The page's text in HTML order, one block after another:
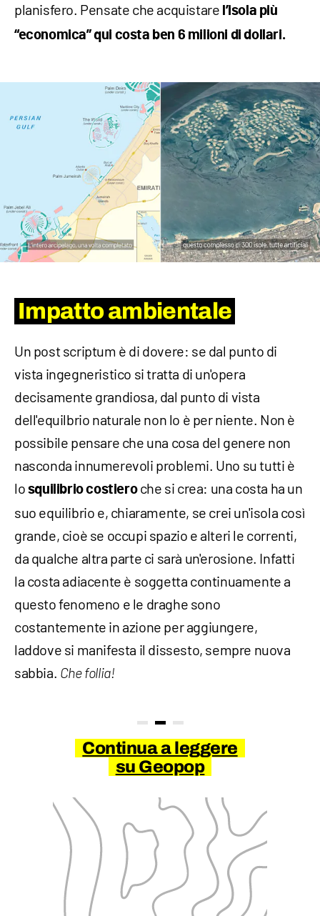
planisfero. Pensate che acquistare l’isola più
“economica” qui costa ben 6 milioni di dollari.
Impatto ambientale
Un post scriptum è di dovere: se dal punto di
vista ingegneristico si tratta di un'opera
decisamente grandiosa, dal punto di vista
dell'equilbrio naturale non lo è per niente. Non è
possibile pensare che una cosa del genere non
nasconda innumerevoli problemi. Uno su tutti è
lo squilibrio costieroche si crea: una costa ha un
suo equilibrio e, chiaramente, se crei un'isola così
grande, cioè se occupi spazio e alteri le correnti,
da qualche altra parte ci sarà un'erosione. Infatti
la costa adiacente è soggetta continuamente a
questo fenomeno e le draghe sono
costantemente in azione per aggiungere,
laddove si manifesta il dissesto, sempre nuova
sabbia. Che follia!
Continua a leggere
su Geopop